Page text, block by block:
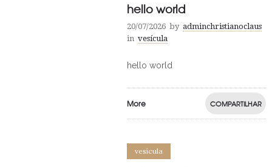
hello world
20/07/2026 by adminchristianoclaus
in vesícula
hello world
More COMPARTILHAR
vesícula